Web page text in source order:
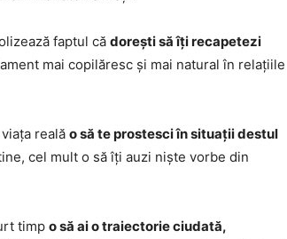
faptul că dorești să îți recapetezi
mai copilăresc și mai natural în relațiile
reală o să te prostesci în situații destul
cel mult o să îți auzi niște vorbe din
timp o să ai o traiectorie ciudată,